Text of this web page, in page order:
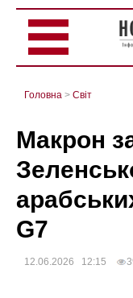
Головна > Світ
Макрон
G7
12.06.2026 12:15